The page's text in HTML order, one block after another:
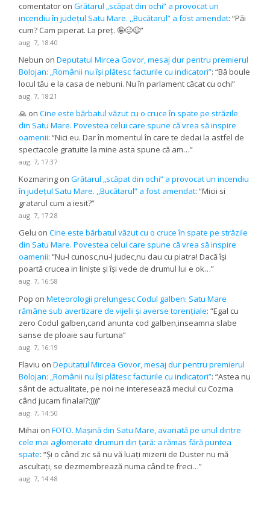
comentator onGrătarul „scăpat din ochi” a provocat un
incendiu în județul Satu Mare. ,,Bucătarul” a fost amendat: “Păi
cum? Cam piperat. La preț. 🤪🥴😉”
aug. 7, 18:40
Nebun onDeputatul Mircea Govor, mesaj dur pentru premierul
Bolojan: „Românii nu își plătesc facturile cu indicatori”: “Bă boule
locul tău e la casa de nebuni. Nu în parlament căcat cu ochi”
aug. 7, 18:21
🙏 onCine este bărbatul văzut cu o cruce în spate pe străzile
din Satu Mare. Povestea celui care spune că vrea să inspire
oamenii: “Nici eu. Dar în momentul în care te dedai la astfel de
spectacole gratuite la mine asta spune că am…”
aug. 7, 17:37
Kozmaring onGrătarul „scăpat din ochi” a provocat un incendiu
în județul Satu Mare. ,,Bucătarul” a fost amendat: “Micii si
gratarul cum a iesit?”
aug. 7, 17:28
Gelu onCine este bărbatul văzut cu o cruce în spate pe străzile
din Satu Mare. Povestea celui care spune că vrea să inspire
oamenii: “Nu-l cunosc,nu-l judec,nu dau cu piatra! Dacă își
poartă crucea in liniște și își vede de drumul lui e ok…”
aug. 7, 16:58
Pop onMeteorologii prelungesc Codul galben: Satu Mare
rămâne sub avertizare de vijelii și averse torențiale: “Egal cu
zero Codul galben,cand anunta cod galben,inseamna slabe
sanse de ploaie sau furtuna”
aug. 7, 16:19
Flaviu onDeputatul Mircea Govor, mesaj dur pentru premierul
Bolojan: „Românii nu își plătesc facturile cu indicatori”: “Astea nu
sânt de actualitate, pe noi ne interesează meciul cu Cozma
când jucam finala!?:))))”
aug. 7, 14:50
Mihai onFOTO. Mașină din Satu Mare, avariată pe unul dintre
cele mai aglomerate drumuri din țară: a rămas fără puntea
spate: “Și o când zic să nu vă luați mizerii de Duster nu mă
ascultați, se dezmembrează numa când te freci…”
aug. 7, 14:48